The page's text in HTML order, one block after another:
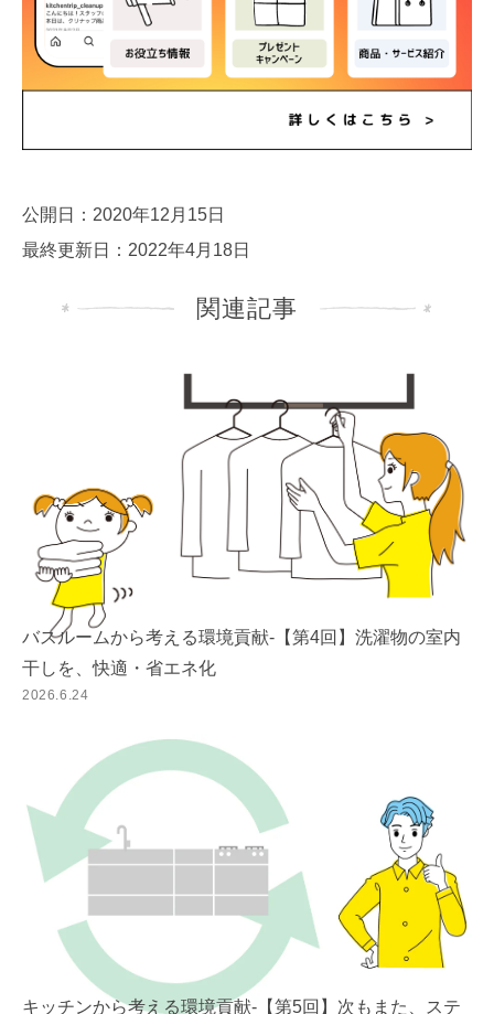
公開日：2020年12月15日
最終更新日：2022年4月18日
関連記事
バスルームから考える環境貢献-【第4回】洗濯物の室内
干しを、快適・省エネ化
2026.6.24
キッチンから考える環境貢献-【第5回】次もまた、ステ